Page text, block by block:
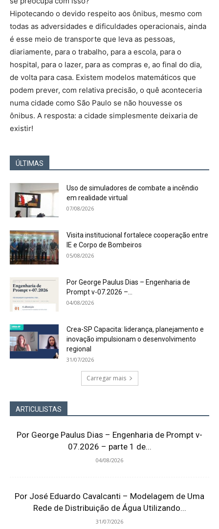
Hipotecando o devido respeito aos ônibus, mesmo com
todas as adversidades e dificuldades operacionais, ainda
é esse meio de transporte que leva as pessoas,
diariamente, para o trabalho, para a escola, para o
hospital, para o lazer, para as compras e, ao final do dia,
de volta para casa. Existem modelos matemáticos que
podem prever, com relativa precisão, o quê aconteceria
numa cidade como São Paulo se não houvesse os
ônibus. A resposta: a cidade simplesmente deixaria de
existir!
ÚLTIMAS
Uso de simuladores de combate a incêndio
em realidade virtual
07/08/2026
Visita institucional fortalece cooperação entre
IE e Corpo de Bombeiros
05/08/2026
Por George Paulus Dias – Engenharia de
Prompt v-07.2026 –...
04/08/2026
Crea-SP Capacita: liderança, planejamento e
inovação impulsionam o desenvolvimento
regional
31/07/2026
Carregar mais
ARTICULISTAS
Por George Paulus Dias – Engenharia de Prompt v-
07.2026 – parte 1 de...
04/08/2026
Por José Eduardo Cavalcanti – Modelagem de Uma
Rede de Distribuição de Água Utilizando...
31/07/2026